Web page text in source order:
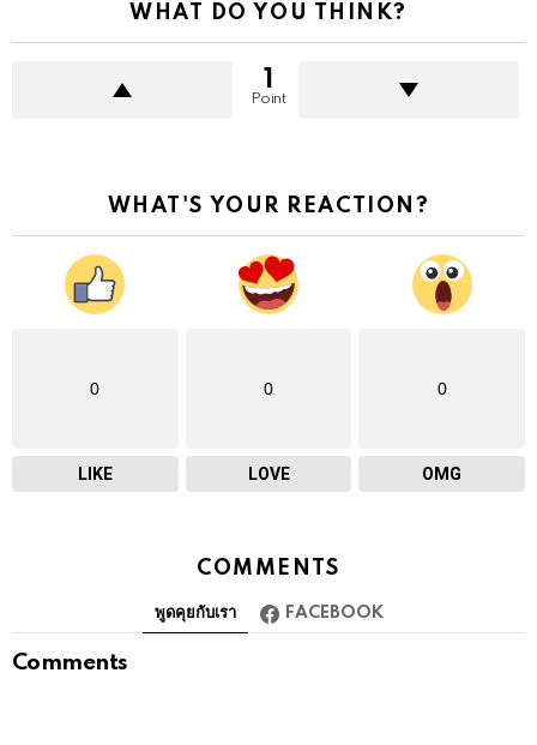
WHAT DO YOU THINK?
Point
WHAT'S YOUR REACTION?
0
LIKE
0
LOVE
0
OMG
COMMENTS
พูดคุยกับเรา FACEBOOK
Comments